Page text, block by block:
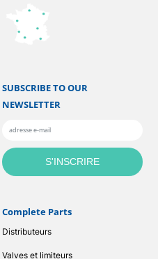
Complete Parts
Distributeurs
Valves et limiteurs
SUBSCRIBE TO OUR
NEWSLETTER